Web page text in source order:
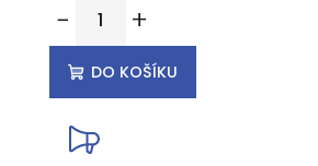
cena:
+
−
DO KOŠÍKU